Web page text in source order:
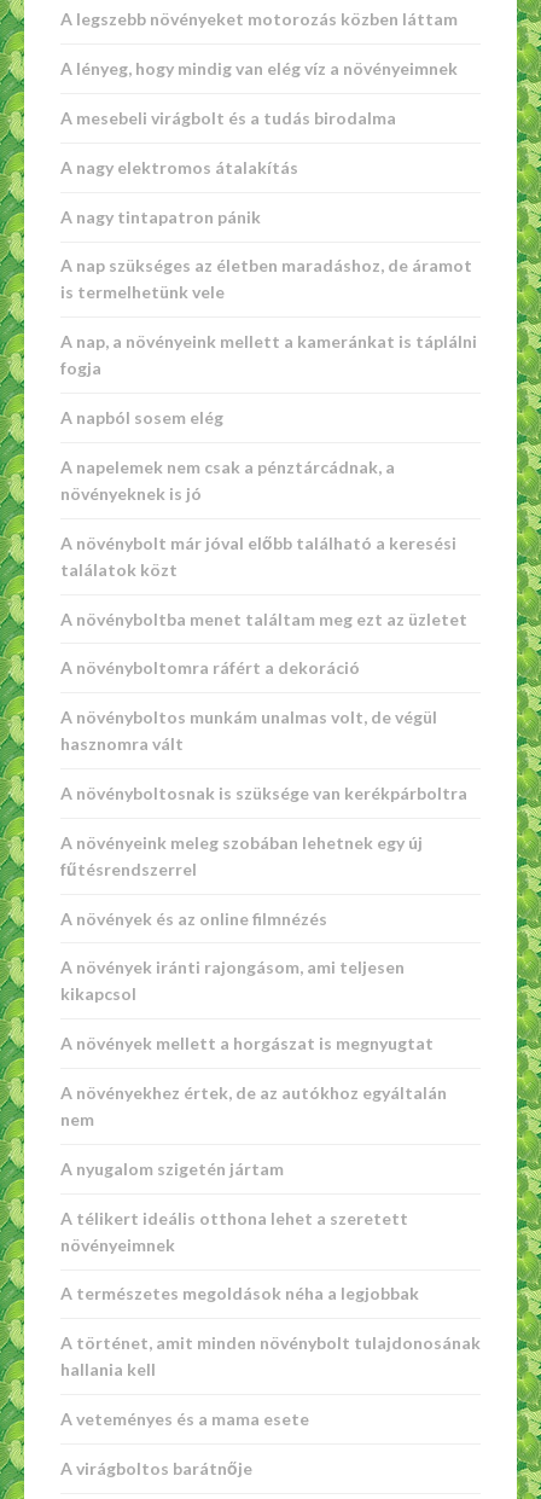
A legszebb növényeket motorozás közben láttam
A lényeg, hogy mindig van elég víz a növényeimnek
A mesebeli virágbolt és a tudás birodalma
A nagy elektromos átalakítás
A nagy tintapatron pánik
A nap szükséges az életben maradáshoz, de áramot
is termelhetünk vele
A nap, a növényeink mellett a kameránkat is táplálni
fogja
A napból sosem elég
A napelemek nem csak a pénztárcádnak, a
növényeknek is jó
A növénybolt már jóval előbb található a keresési
találatok közt
A növényboltba menet találtam meg ezt az üzletet
A növényboltomra ráfért a dekoráció
A növényboltos munkám unalmas volt, de végül
hasznomra vált
A növényboltosnak is szüksége van kerékpárboltra
A növényeink meleg szobában lehetnek egy új
fűtésrendszerrel
A növények és az online filmnézés
A növények iránti rajongásom, ami teljesen
kikapcsol
A növények mellett a horgászat is megnyugtat
A növényekhez értek, de az autókhoz egyáltalán
nem
A nyugalom szigetén jártam
A télikert ideális otthona lehet a szeretett
növényeimnek
A természetes megoldások néha a legjobbak
A történet, amit minden növénybolt tulajdonosának
hallania kell
A veteményes és a mama esete
A virágboltos barátnője